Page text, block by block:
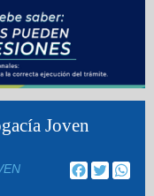
Joven
Facebook
Twitter